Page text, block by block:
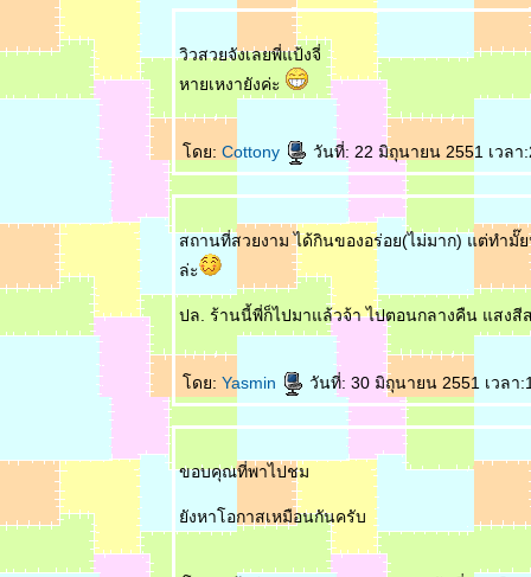
วิวสวยจังเลยพี่แป้งจี่
หายเหงายังค่ะ
ดย: Cottony วันที่: 22 มิถุนายน 2551 เวลา
สถานที่สวยงาม ได้กินของอร่อย(ไม่มาก) แต่ทำมั๊
ล่ะ
ปล. ร้านนี้พี่ก็ไปมาแล้วจ้า ไปตอนกลางคืน แสงสี
ดย: Yasmin วันที่: 30 มิถุนายน 2551 เวลา
ขอบคุณที่พาไปชม
ังหาโอกาสเหมือนกันครับ